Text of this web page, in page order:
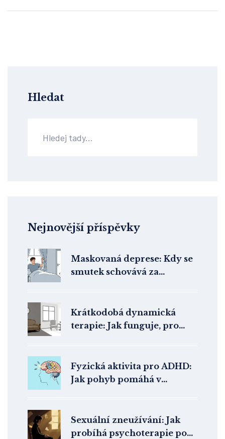
Hledat
Nejnovější příspěvky
Maskovaná deprese: Kdy se
smutek schovává za
Krátkodobá dynamická
terapie: Jak funguje, pro
Fyzická aktivita pro ADHD:
Jak pohyb pomáhá v
Sexuální zneužívání: Jak
probíhá psychoterapie po